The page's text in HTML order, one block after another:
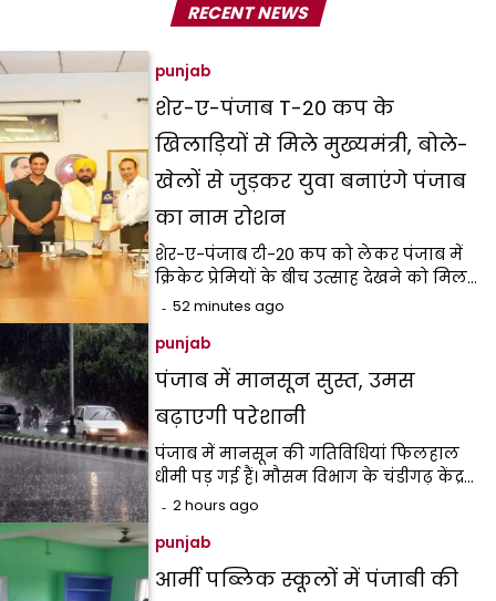
RECENT NEWS
punjab
शेर-ए-पंजाब T-20 कप के
खिलाड़ियों से मिले मुख्यमंत्री, बोले-
खेलों से जुड़कर युवा बनाएंगे पंजाब
का नाम रोशन
शेर-ए-पंजाब टी-20 कप को लेकर पंजाब में
क्रिकेट प्रेमियों के बीच उत्साह देखने को मिल…
52 minutes ago
punjab
पंजाब में मानसून सुस्त, उमस
बढ़ाएगी परेशानी
पंजाब में मानसून की गतिविधियां फिलहाल
धीमी पड़ गई हैं। मौसम विभाग के चंडीगढ़ केंद्र…
2 hours ago
punjab
आर्मी पब्लिक स्कूलों में पंजाबी की